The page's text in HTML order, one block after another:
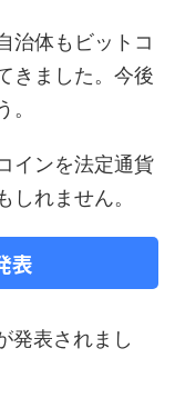
治体もビットコ
きました。今後
インを法定通貨
しれません。
表
発表されまし